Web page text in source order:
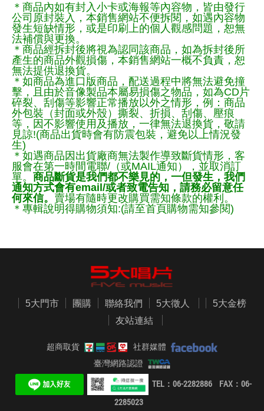
＊商品內如有封入小卡或海報等內容物，皆由發行
公司原封裝入，本銷售網站不便拆閱，如遇內容物
發生短缺情形，或是印刷上的個人觀感問題，恕無
法補償與更換。
＊商品經拆封後將視為認同該商品，如為拆封後所
產生的商品外觀損傷，本銷售網站一概不負責，恕
無法提供退換貨。
＊如商品為進口版商品，配送過程中將無法避免撞
擊，且由於音像製品本屬易損傷之物品，如為CD片
碎裂、刮傷等影響正常播放以外之情形，例：商品
外包裝（封面或外殼）撕裂、折損、刮傷、壓痕
等，因不影響使用及播放，一律無法退換貨，敬請
見諒!(商品出貨時會有防震包裝，避免以上情況發
生)
＊如遇商品因出貨廠商無法製作導致斷貨情形，客
服會在第一時間電聯/（或MAIL通知），並取消訂
單。 商品斷貨是我們都不樂見的，一但發生，我們
通知方式會有email/或者致電告知，請務必留意任
何來信。 賣場有隨時更改購買需知條款的權利。
＊專輯說明得購物須知:(請至首頁購物需知參閱)
5大門市 團購 聯絡我們 5大徵人
5大金榜
友站連結
超商取貨
社群媒體
臺灣網路認證
TEL：06-2282886 FAX：06-
2285023